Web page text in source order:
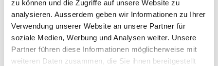
zu können und die Zugriffe auf unsere Website zu
analysieren. Ausserdem geben wir Informationen zu Ihrer
Verwendung unserer Website an unsere Partner für
soziale Medien, Werbung und Analysen weiter. Unsere
Partner führen diese Informationen möglicherweise mit
weiteren Daten zusammen, die Sie ihnen bereitgestellt